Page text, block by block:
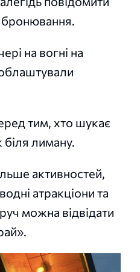
бронювання.
на вогні на
тим, хто шукає
біля лиману.
активностей,
атракціони та
можна відвідати